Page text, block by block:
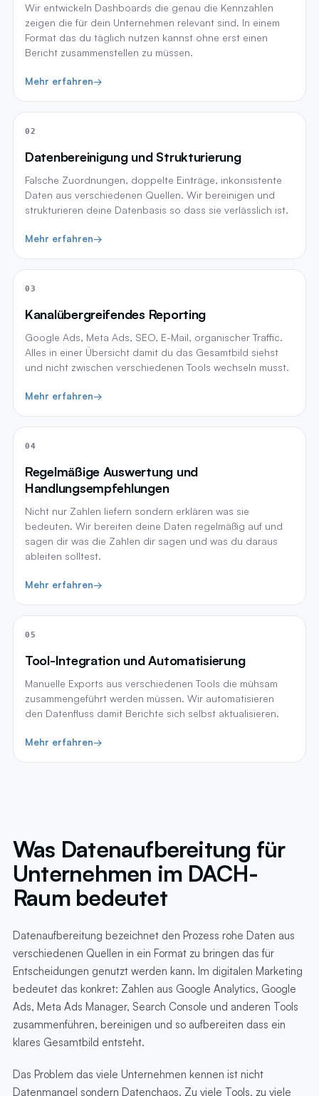
Wir entwickeln Dashboards die genau die Kennzahlen
zeigen die für dein Unternehmen relevant sind. In einem
Format das du täglich nutzen kannst ohne erst einen
Bericht zusammenstellen zu müssen.
Mehr erfahren→
02
Datenbereinigung und Strukturierung
Falsche Zuordnungen, doppelte Einträge, inkonsistente
Daten aus verschiedenen Quellen. Wir bereinigen und
strukturieren deine Datenbasis so dass sie verlässlich ist.
Mehr erfahren→
03
Kanalübergreifendes Reporting
Google Ads, Meta Ads, SEO, E-Mail, organischer Traffic.
Alles in einer Übersicht damit du das Gesamtbild siehst
und nicht zwischen verschiedenen Tools wechseln musst.
Mehr erfahren→
04
Regelmäßige Auswertung und
Handlungsempfehlungen
Nicht nur Zahlen liefern sondern erklären was sie
bedeuten. Wir bereiten deine Daten regelmäßig auf und
sagen dir was die Zahlen dir sagen und was du daraus
ableiten solltest.
Mehr erfahren→
05
Tool-Integration und Automatisierung
Manuelle Exports aus verschiedenen Tools die mühsam
zusammengeführt werden müssen. Wir automatisieren
den Datenfluss damit Berichte sich selbst aktualisieren.
Mehr erfahren→
Was Datenaufbereitung für
Unternehmen im DACH-
Raum bedeutet
Datenaufbereitung bezeichnet den Prozess rohe Daten aus
verschiedenen Quellen in ein Format zu bringen das für
Entscheidungen genutzt werden kann. Im digitalen Marketing
bedeutet das konkret: Zahlen aus Google Analytics, Google
Ads, Meta Ads Manager, Search Console und anderen Tools
zusammenführen, bereinigen und so aufbereiten dass ein
klares Gesamtbild entsteht.
Das Problem das viele Unternehmen kennen ist nicht
Datenmangel sondern Datenchaos. Zu viele Tools, zu viele